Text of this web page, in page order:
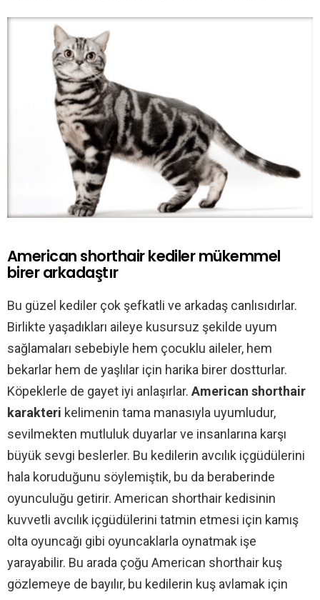
American shorthair kediler mükemmel
birer arkadaştır
Bu güzel kediler çok şefkatli ve arkadaş canlısıdırlar.
Birlikte yaşadıkları aileye kusursuz şekilde uyum
sağlamaları sebebiyle hem çocuklu aileler, hem
bekarlar hem de yaşlılar için harika birer dostturlar.
Köpeklerle de gayet iyi anlaşırlar. American shorthair
karakteri kelimenin tama manasıyla uyumludur,
sevilmekten mutluluk duyarlar ve insanlarına karşı
büyük sevgi beslerler. Bu kedilerin avcılık içgüdülerini
hala koruduğunu söylemiştik, bu da beraberinde
oyunculuğu getirir. American shorthair kedisinin
kuvvetli avcılık içgüdülerini tatmin etmesi için kamış
olta oyuncağı gibi oyuncaklarla oynatmak işe
yarayabilir. Bu arada çoğu American shorthair kuş
gözlemeye de bayılır, bu kedilerin kuş avlamak için